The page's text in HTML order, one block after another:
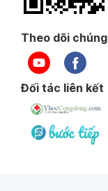
Theo dõi
Đối tác liên kết